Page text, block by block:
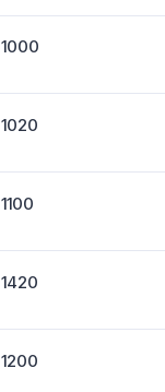
1000
1020
1100
1420
1200